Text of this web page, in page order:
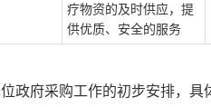
疗物资的及时供应，提
供优质、安全的服务
政府采购工作的初步安排，